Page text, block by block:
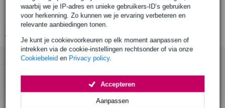
waarbij we je IP-adres en unieke gebruikers-ID’s gebruiken
voor herkenning. Zo kunnen we je ervaring verbeteren en
relevante aanbiedingen tonen.
Je kunt je cookievoorkeuren op elk moment aanpassen of
intrekken via de cookie-instellingen rechtsonder of via onze
Cookiebeleid en Privacy policy.
Aanpassen
Accepteren
aansluitingen: schuko male - schuko female
afschermklep beschermt tegen vuil
Accessoires (1)